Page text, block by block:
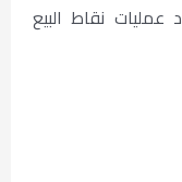
نقاط البيع